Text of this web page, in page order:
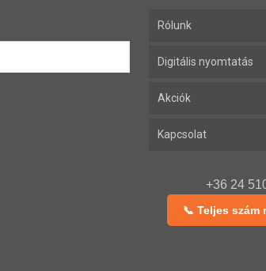
Rólunk
Digitális nyomtatás
Akciók
Kapcsolat
+36 24
📞 Teljes szám